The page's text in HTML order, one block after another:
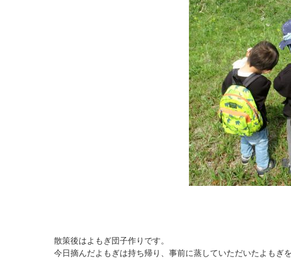
散策後はよもぎ団子作りです。
今日摘んだよもぎは持ち帰り、事前に蒸していただいたよもぎを